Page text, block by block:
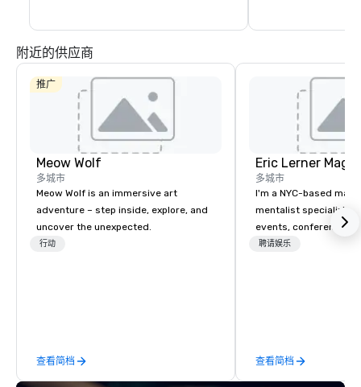
附近的供应商
推广
Meow Wolf
多城市
Meow Wolf is an immersive art
adventure – step inside, explore, and
uncover the unexpected.
行动
查看简档
Eric Lerner Magic
多城市
I'm a NYC-based
mentalist specializing
events, conferences,
parties, and product
the room buzzing. No
around" moments. No
聘请娱乐
查看简档